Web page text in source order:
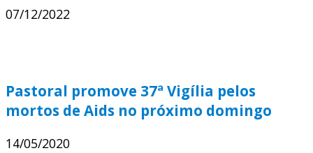
07/12/2022
Pastoral promove 37ª Vigília pelos
mortos de Aids no próximo domingo
14/05/2020